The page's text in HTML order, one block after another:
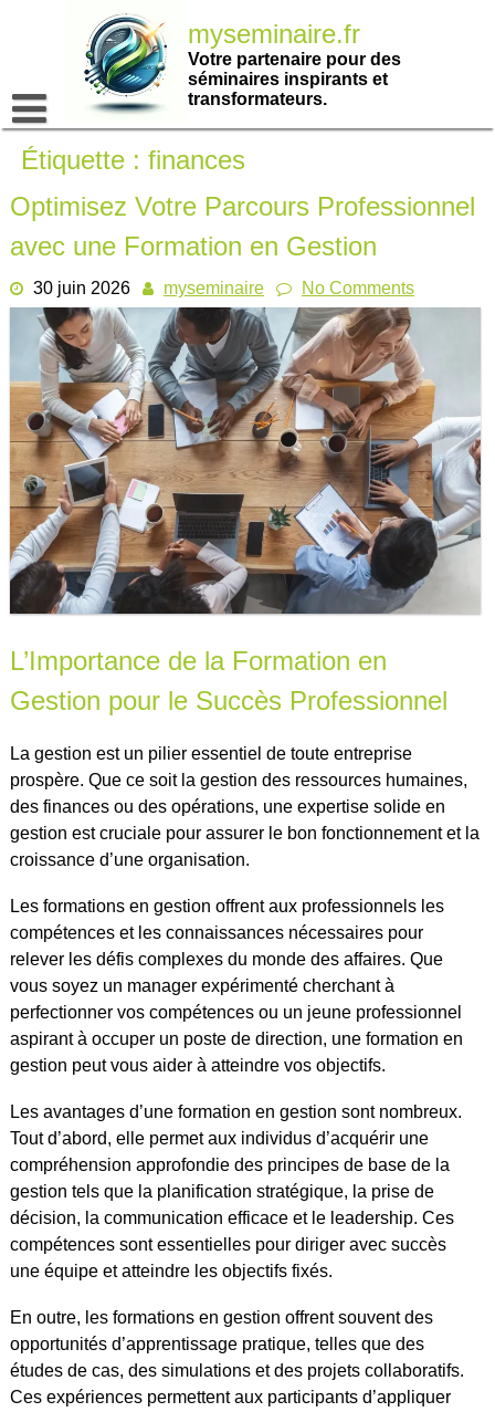
myseminaire.fr
Votre partenaire pour des
séminaires inspirants et
transformateurs.
Étiquette : finances
Optimisez Votre Parcours Professionnel
avec une Formation en Gestion
30 juin 2026 myseminaire No Comments
L’Importance de la Formation en
Gestion pour le Succès Professionnel
La gestion est un pilier essentiel de toute entreprise
prospère. Que ce soit la gestion des ressources humaines,
des finances ou des opérations, une expertise solide en
gestion est cruciale pour assurer le bon fonctionnement et la
croissance d’une organisation.
Les formations en gestion offrent aux professionnels les
compétences et les connaissances nécessaires pour
relever les défis complexes du monde des affaires. Que
vous soyez un manager expérimenté cherchant à
perfectionner vos compétences ou un jeune professionnel
aspirant à occuper un poste de direction, une formation en
gestion peut vous aider à atteindre vos objectifs.
Les avantages d’une formation en gestion sont nombreux.
Tout d’abord, elle permet aux individus d’acquérir une
compréhension approfondie des principes de base de la
gestion tels que la planification stratégique, la prise de
décision, la communication efficace et le leadership. Ces
compétences sont essentielles pour diriger avec succès
une équipe et atteindre les objectifs fixés.
En outre, les formations en gestion offrent souvent des
opportunités d’apprentissage pratique, telles que des
études de cas, des simulations et des projets collaboratifs.
Ces expériences permettent aux participants d’appliquer